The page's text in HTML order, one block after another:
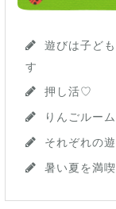
遊びは子ど
す
押し活♡
りんごルー
それぞれの
暑い夏を満